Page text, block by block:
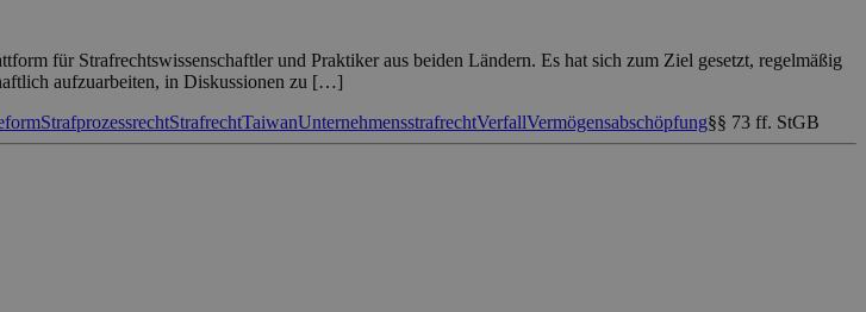
für Strafrechtswissenschaftler und Praktiker aus beiden Ländern. Es hat sich zum Ziel gesetzt, regelmäßig
aufzuarbeiten, in Diskussionen zu […]
StrafprozessrechtStrafrechtTaiwanUnternehmensstrafrechtVerfallVermögensabschöpfung§§ 73 ff. StGB